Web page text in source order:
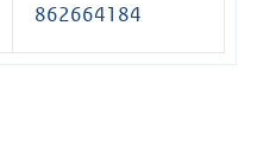
862664184